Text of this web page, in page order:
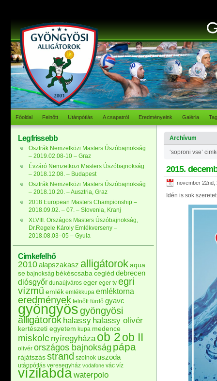
Főoldal Felnőtt Utánpótlás A csapatról Eredményeink Galéria
Archívum
‘soproni vse’
2015.
november 22nd,
Idén is sok
Legfrissebb
Osztrák Nemzetközi Masters Úszóbajnokság
– 2019.02.08-10 – Graz
Évzáró Nemzetközi Masters Úszóbajnokság
– 2018.12.08. – Budapest
Osztrák Nemzetközi Masters Úszóbajnokság
– 2018.10.20. – Ausztria, Graz
2018 European Masters Championship –
2018.09.02. – 07. – Slovenia, Kranj
XLVIII. Országos Masters Úszóbajnokság,
Dr.Regele Károly Emlékverseny –
2018.08.03–05 – Gyula
Címkefelhő
2010alapszakasz alligátorokaqua
se bajnokság békéscsaba cegléd debrecen
diósgyőr dunaújváros eger eger tv egri
vízműemlék emlékkupa emléktorna
eredmények felnőtt fürdő gyavc
gyöngyösgyöngyösi
alligátorok halassy halassy olivér
kertészeti egyetem kupa medence
miskolc nyíregyháza ob 2ob II
olivér országos bajnokság pápa
rájátszás strand szolnok uszoda
utánpótlás veresegyház vodafone vác víz
vízilabdawaterpolo